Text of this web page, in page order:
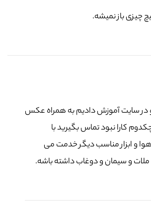
چیزی باز نمیشه.
رو در سایت آموزش دادیم به همراه عکس
کارا نبود تماس بگیرید با
و ابزار مناسب دیگر خدمت می
و سیمان و دوغاب داشته باشه.